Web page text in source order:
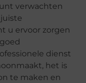
verwachten
u ervoor zorgen
dienst
het is
te maken en